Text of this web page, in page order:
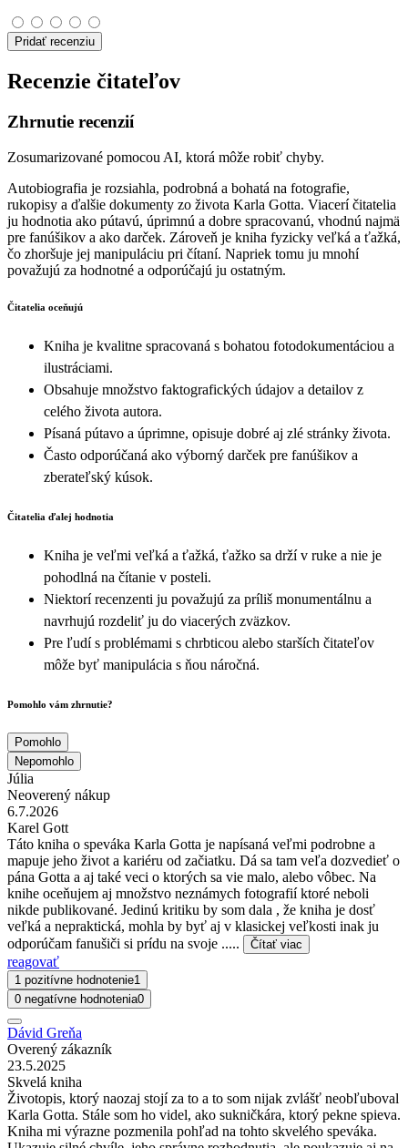
Pridať recenziu
Recenzie čitateľov
Zhrnutie recenzií
Zosumarizované pomocou AI, ktorá môže robiť chyby.
Autobiografia je rozsiahla, podrobná a bohatá na fotografie,
rukopisy a ďalšie dokumenty zo života Karla Gotta. Viacerí čitatelia
ju hodnotia ako pútavú, úprimnú a dobre spracovanú, vhodnú najmä
pre fanúšikov a ako darček. Zároveň je kniha fyzicky veľká a ťažká,
čo zhoršuje jej manipuláciu pri čítaní. Napriek tomu ju mnohí
považujú za hodnotné a odporúčajú ju ostatným.
Čitatelia oceňujú
Kniha je kvalitne spracovaná s bohatou fotodokumentáciou a
ilustráciami.
Obsahuje množstvo faktografických údajov a detailov z
celého života autora.
Písaná pútavo a úprimne, opisuje dobré aj zlé stránky života.
Často odporúčaná ako výborný darček pre fanúšikov a
zberateľský kúsok.
Čitatelia ďalej hodnotia
Kniha je veľmi veľká a ťažká, ťažko sa drží v ruke a nie je
pohodlná na čítanie v posteli.
Niektorí recenzenti ju považujú za príliš monumentálnu a
navrhujú rozdeliť ju do viacerých zväzkov.
Pre ľudí s problémami s chrbticou alebo starších čitateľov
môže byť manipulácia s ňou náročná.
Pomohlo vám zhrnutie?
Pomohlo
Nepomohlo
Júlia
Neoverený nákup
6.7.2026
Karel Gott
Táto kniha o speváka Karla Gotta je napísaná veľmi podrobne a
mapuje jeho život a kariéru od začiatku. Dá sa tam veľa dozvedieť o
pána Gotta a aj také veci o ktorých sa vie malo, alebo vôbec. Na
knihe oceňujem aj množstvo neznámych fotografií ktoré neboli
nikde publikované. Jedinú kritiku by som dala , že kniha je dosť
veľká a nepraktická, mohla by byť aj v klasickej veľkosti inak ju
odporúčam fanušiči si prídu na svoje .....
Čítať viac
reagovať
1 pozitívne hodnotenie1
0 negatívne hodnotenia0
Dávid Greňa
Overený zákazník
23.5.2025
Skvelá kniha
Životopis, ktorý naozaj stojí za to a to som nijak zvlášť neobľuboval
Karla Gotta. Stále som ho videl, ako sukničkára, ktorý pekne spieva.
Kniha mi výrazne pozmenila pohľad na tohto skvelého speváka.